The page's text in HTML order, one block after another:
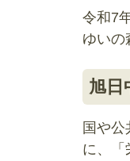
令和7
ゆいの
旭日
国や
に、「